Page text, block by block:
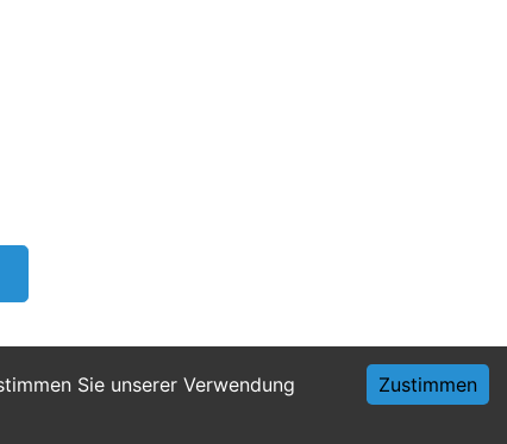
Sie unserer Verwendung
Zustimmen